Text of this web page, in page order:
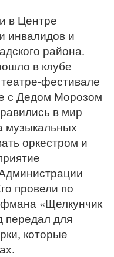
в Центре
инвалидов и
района.
в клубе
фестивале
с Дедом Морозом
в мир
музыкальных
оркестром и
провели по
«Щелкунчик
для
которые